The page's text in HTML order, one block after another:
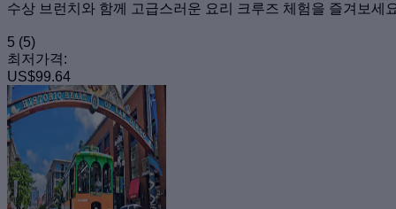
수상 브런치와 함께 고급스러운 요리 크루즈 체험을 즐겨보세
5 (5)
최저가격:
US$99.64